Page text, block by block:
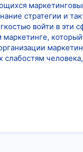
стратегии и
войти в эти